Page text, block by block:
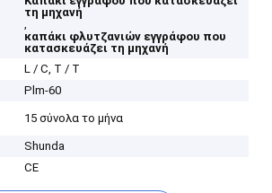
τη μηχανή
,
καπάκι φλυτζανιών εγγράφου που
κατασκευάζει τη μηχανή
L / C, T / T
Plm-60
15 σύνολα το μήνα
Shunda
CE